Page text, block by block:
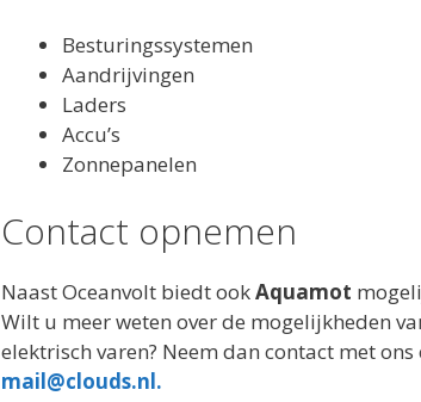
Besturingssystemen
Aandrijvingen
Laders
Accu’s
Zonnepanelen
Contact opnemen
Naast Oceanvolt biedt ookAquamot
Wilt u meer weten over de mogelijkheden
elektrisch varen? Neem dan contact met
mail@clouds.nl.